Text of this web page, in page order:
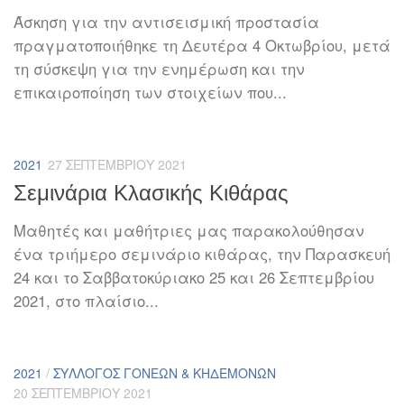
Άσκηση για την αντισεισμική προστασία
πραγματοποιήθηκε τη Δευτέρα 4 Οκτωβρίου, μετά
τη σύσκεψη για την ενημέρωση και την
επικαιροποίηση των στοιχείων που...
2021 27 ΣΕΠΤΕΜΒΡΊΟΥ 2021
Σεμινάρια Κλασικής Κιθάρας
Μαθητές και μαθήτριες μας παρακολούθησαν
ένα τριήμερο σεμινάριο κιθάρας, την Παρασκευή
24 και το Σαββατοκύριακο 25 και 26 Σεπτεμβρίου
2021, στο πλαίσιο...
2021 / ΣΎΛΛΟΓΟΣ ΓΟΝΈΩΝ & ΚΗΔΕΜΌΝΩΝ
20 ΣΕΠΤΕΜΒΡΊΟΥ 2021